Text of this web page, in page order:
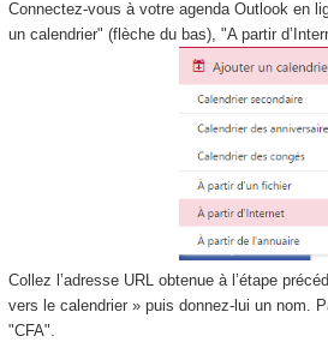
Connectez-vous à votre agenda Outlook en
un calendrier" (flèche du bas), "A partir
Collez l’adresse URL obtenue à l’étape
vers le calendrier » puis donnez-lui un nom.
"CFA".